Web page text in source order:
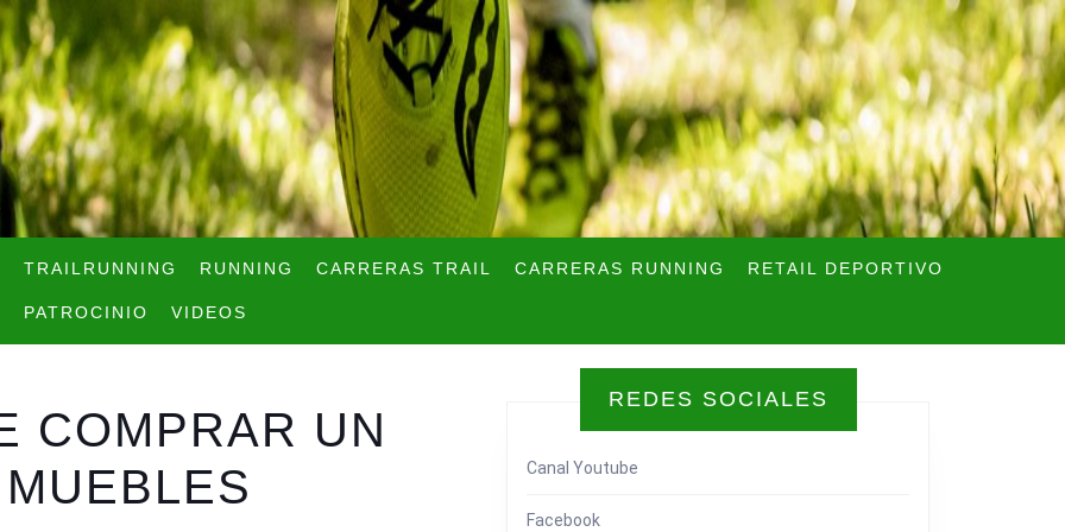
TRAILRUNNING RUNNING CARRERAS TRAIL CARRERAS RUNNING RETAIL DEPORTIVO
PATROCINIO VIDEOS
COMPRAR UN
REDES SOCIALES
Canal Youtube
Facebook